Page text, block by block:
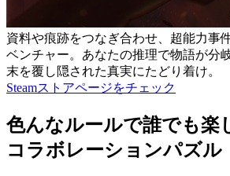
資料や痕跡をつなぎ合わせ、超能力事
ベンチャー。あなたの推理で物語が分
末を覆し隠された真実にたどり着け。
Steamストアページをチェック
色んなルールで誰でも楽
コラボレーションパズル